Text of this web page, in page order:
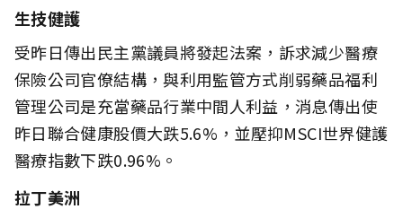
生技健護
受昨日傳出民主黨議員將發起法案，訴求減少醫療
保險公司官僚結構，與利用監管方式削弱藥品福利
管理公司是充當藥品行業中間人利益，消息傳出使
昨日聯合健康股價大跌5.6%，並壓抑MSCI世界健護
醫療指數下跌0.96%。
拉丁美洲